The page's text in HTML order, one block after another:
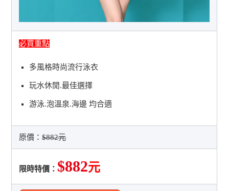
必買重點
多風格時尚流行泳衣
玩水休閒.最佳選擇
游泳.泡溫泉.海邊 均合適
原價：$882元
限時特價： $882元